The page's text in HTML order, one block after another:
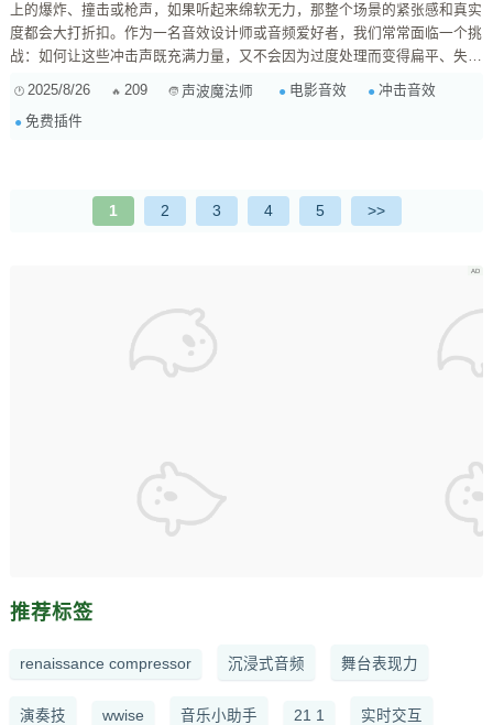
上的爆炸、撞击或枪声，如果听起来绵软无力，那整个场景的紧张感和真实
度都会大打折扣。作为一名音效设计师或音频爱好者，我们常常面临一个挑
战：如何让这些冲击声既充满力量，又不会因为过度处理而变得扁平、失去
细节？尤其是在预算有限的情况下，免费的饱和器、失真器和压缩器插件，
正是我们手中不容小觑的“秘密武器”。 理解冲击力：声波中的“能量峰值” 首
先，我们要明确什么是冲击力。它不仅仅是音量大，更是一种瞬态爆发的能
2025/8/26 209 声波魔法师 电影音效
冲击音效
免费插件
1 2 3 4 5 >>
推荐标签
renaissance compressor 沉浸式音频 舞台表现力
演奏技 wwise 音乐小助手 21 1 实时交互